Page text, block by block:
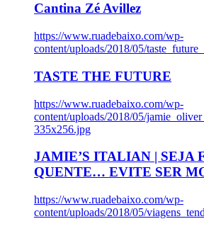
Cantina Zé Avillez
https://www.ruadebaixo.com/wp-
content/uploads/2018/05/
TASTE THE FUTURE
https://www.ruadebaixo.com/wp-
content/uploads/2018/05/
335x256.jpg
JAMIE’S ITALIAN | SEJA
QUENTE… EVITE SER
https://www.ruadebaixo.com/wp-
content/uploads/2018/05/